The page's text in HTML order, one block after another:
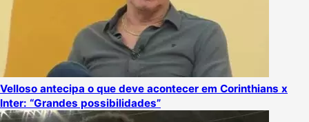
Velloso antecipa o que deve acontecer em Corinthians x
Inter: “Grandes possibilidades”